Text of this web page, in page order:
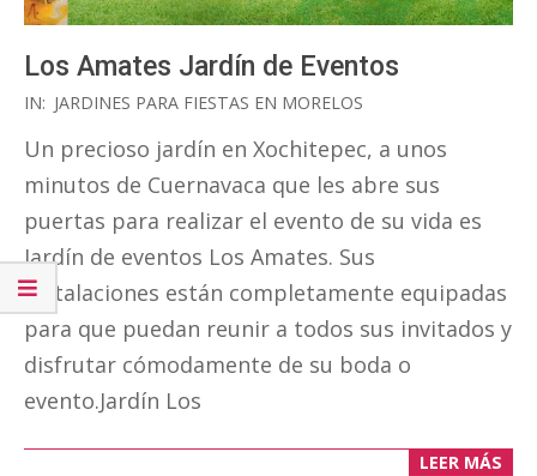
Los Amates Jardín de Eventos
2021-
12-
21
IN: JARDINES PARA FIESTAS EN MORELOS
Un precioso jardín en Xochitepec, a unos
minutos de Cuernavaca que les abre sus
puertas para realizar el evento de su vida es
Jardín de eventos Los Amates. Sus
instalaciones están completamente equipadas
para que puedan reunir a todos sus invitados y
disfrutar cómodamente de su boda o
evento.Jardín Los
LEER MÁS